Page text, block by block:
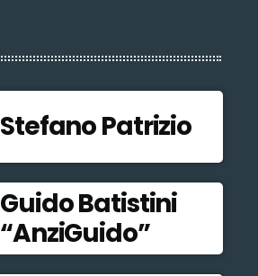
Stefano Patrizio
Guido Batistini
“AnziGuido”